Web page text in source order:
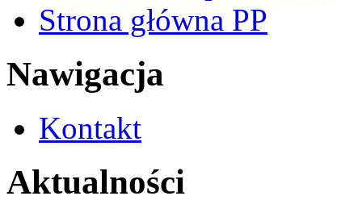
Strona główna PP
Nawigacja
Kontakt
Aktualności